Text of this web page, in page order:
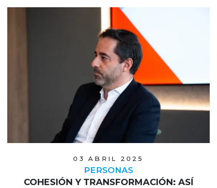
03 ABRIL 2025
PERSONAS
COHESIÓN Y TRANSFORMACIÓN: ASÍ